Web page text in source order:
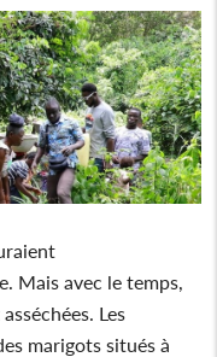
Mais avec le temps,
Les
marigots situés à